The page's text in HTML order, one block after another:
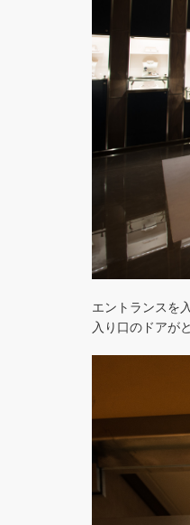
エントランスを
入り口のドアが